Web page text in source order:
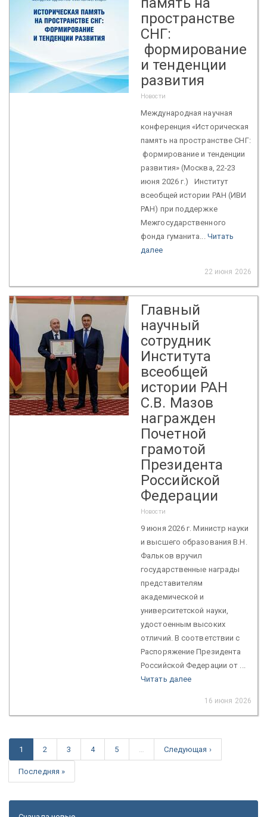
пространстве
СНГ:
формирование
и тенденции
развития
Новости
Международная научная
конференция «Историческая
память на пространстве СНГ:
формирование и тенденции
развития» (Москва, 22-23
июня 2026 г.) Институт
всеобщей истории РАН (ИВИ
РАН) при поддержке
Межгосударственного
фонда гуманита... Читать
далее
22 июня 2026
Главный
научный
сотрудник
Института
всеобщей
истории РАН
С.В. Мазов
награжден
Почетной
грамотой
Президента
Российской
Федерации
Новости
9 июня 2026 г. Министр науки
и высшего образования В.Н.
Фальков вручил
государственные награды
представителям
академической и
университетской науки,
удостоенным высоких
отличий. В соответствии с
Распоряжение Президента
Российской Федерации от ...
Читать далее
16 июня 2026
1 2 3 4 5 Следующая ›
Последняя »